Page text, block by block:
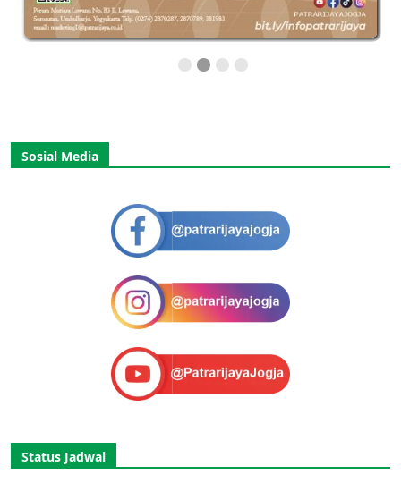
Sosial Media
Status Jadwal